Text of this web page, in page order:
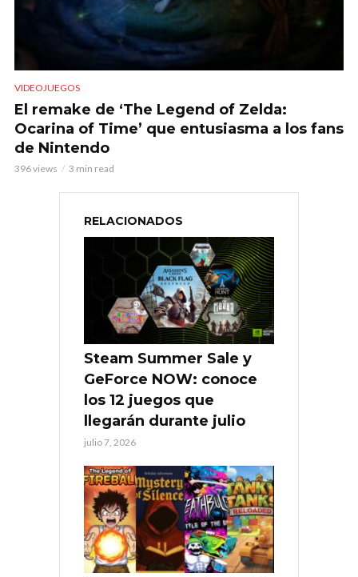
VIDEOJUEGOS
El remake de ‘The Legend of Zelda:
Ocarina of Time’ que entusiasma a los fans
de Nintendo
396 views 3 min read
RELACIONADOS
Steam Summer Sale y
GeForce NOW: conoce
los 12 juegos que
llegarán durante julio
julio 7, 2026